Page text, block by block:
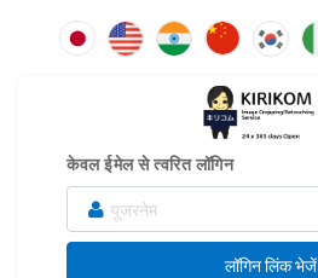
केवल ईमेल से त्वरित लॉगिन
लॉगिन लिंक भेजें